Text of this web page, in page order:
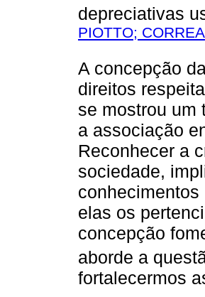
depreciativas
PIOTTO;
A concepção
direitos
se mostrou um
a associação
Reconhecer a
sociedade,
elas os
concepção
aborde a
fortalecermos